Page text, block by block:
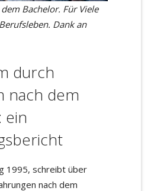
Bachelor. Für Viele
Dank an
durch
nach dem
ein
1995, schreibt über
nach dem